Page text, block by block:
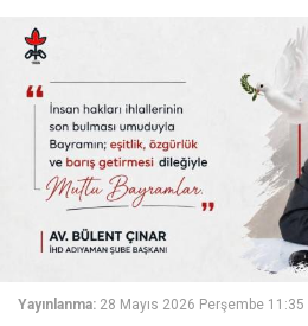
Yayınlanma: 28 Mayıs 2026 Perşembe 11:35